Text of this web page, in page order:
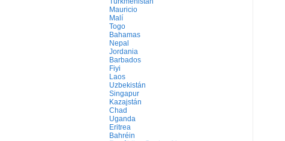
Mauricio
Malí
Togo
Bahamas
Nepal
Jordania
Barbados
Fiyi
Laos
Uzbekistán
Singapur
Kazajstán
Chad
Uganda
Eritrea
Bahréin